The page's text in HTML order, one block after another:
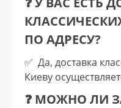
ПО АДРЕСУ?
✅️ Да, доставка
Киеву
❓ МОЖНО ЛИ